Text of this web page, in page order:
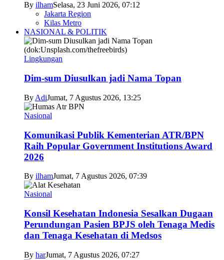
By ilhamSelasa, 23 Juni 2026, 07:12
Jakarta Region
Kilas Metro
NASIONAL & POLITIK
Lingkungan
Dim-sum Diusulkan jadi Nama Topan
By AdiJumat, 7 Agustus 2026, 13:25
Nasional
Komunikasi Publik Kementerian ATR/BPN
Raih Popular Government Institutions Award
2026
By ilhamJumat, 7 Agustus 2026, 07:39
Nasional
Konsil Kesehatan Indonesia Sesalkan Dugaan
Perundungan Pasien BPJS oleh Tenaga Medis
dan Tenaga Kesehatan di Medsos
By harJumat, 7 Agustus 2026, 07:27